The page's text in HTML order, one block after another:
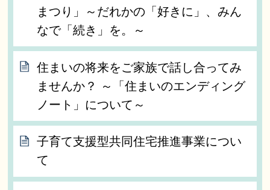
まつり」～だれかの「好きに」、みん
なで「続き」を。～
住まいの将来をご家族で話し合ってみ
ませんか？ ～「住まいのエンディング
ノート」について～
子育て支援型共同住宅推進事業につい
て